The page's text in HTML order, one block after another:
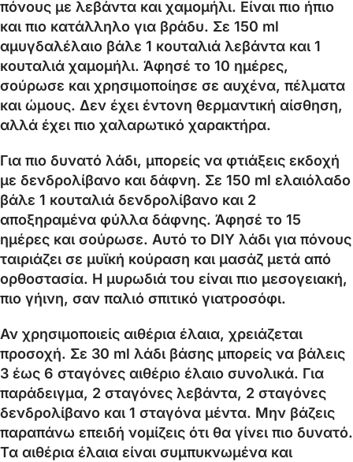
πόνους με λεβάντα και χαμομήλι. Είναι πιο ήπιο
και πιο κατάλληλο για βράδυ. Σε 150 ml
αμυγδαλέλαιο βάλε 1 κουταλιά λεβάντα και 1
κουταλιά χαμομήλι. Άφησέ το 10 ημέρες,
σούρωσε και χρησιμοποίησε σε αυχένα, πέλματα
και ώμους. Δεν έχει έντονη θερμαντική αίσθηση,
αλλά έχει πιο χαλαρωτικό χαρακτήρα.
Για πιο δυνατό λάδι, μπορείς να φτιάξεις εκδοχή
με δενδρολίβανο και δάφνη. Σε 150 ml ελαιόλαδο
βάλε 1 κουταλιά δενδρολίβανο και 2
αποξηραμένα φύλλα δάφνης. Άφησέ το 15
ημέρες και σούρωσε. Αυτό το DIY λάδι για πόνους
ταιριάζει σε μυϊκή κούραση και μασάζ μετά από
ορθοστασία. Η μυρωδιά του είναι πιο μεσογειακή,
πιο γήινη, σαν παλιό σπιτικό γιατροσόφι.
Αν χρησιμοποιείς αιθέρια έλαια, χρειάζεται
προσοχή. Σε 30 ml λάδι βάσης μπορείς να βάλεις
3 έως 6 σταγόνες αιθέριο έλαιο συνολικά. Για
παράδειγμα, 2 σταγόνες λεβάντα, 2 σταγόνες
δενδρολίβανο και 1 σταγόνα μέντα. Μην βάζεις
παραπάνω επειδή νομίζεις ότι θα γίνει πιο δυνατό.
Τα αιθέρια έλαια είναι συμπυκνωμένα και